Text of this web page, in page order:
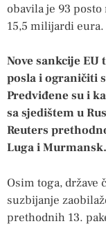
obavila je 93
15,5 milijardi eura.
Nove sankcije
posla i ograničiti
Predviđene su i
sa sjedištem u
Reuters
Luga i Murmansk.
Osim toga, države
suzbijanje
prethodnih 13.